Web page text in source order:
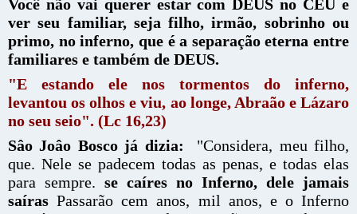
Você não vai querer estar com DEUS no CÉU e
ver seu familiar, seja filho, irmão, sobrinho ou
primo, no inferno, que é a separação eterna entre
familiares e também de DEUS.
"E estando ele nos tormentos do inferno,
levantou os olhos e viu, ao longe, Abraão e Lázaro
no seu seio". (Lc 16,23)
Sâo Joâo Bosco já dizia: "Considera, meu filho,
que. Nele se padecem todas as penas, e todas elas
para sempre. se caíres no Inferno, dele jamais
saíras Passarão cem anos, mil anos, e o Inferno